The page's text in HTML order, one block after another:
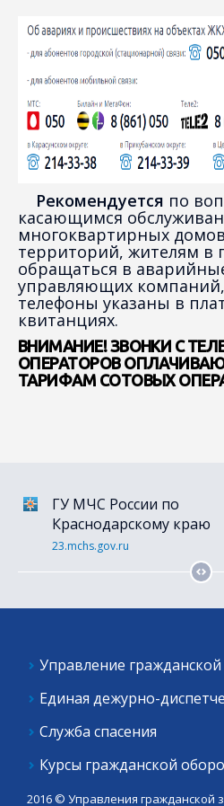
Рекомендуется по
касающимся
многоквартирных
территорий, жителям в
обращаться в
управляющих
телефоны указаны в
квитанциях.
ВНИМАНИЕ! ЗВОНКИ С
ОПЕРАТОРОВ
ТАРИФАМ СОТОВЫХ
ГУ МЧС России по
Краснодарскому краю
23.mchs.gov.ru
Управление
Единая дежурно-
Служба спасения
Курсы гражданской
2016 © Управления гражданской